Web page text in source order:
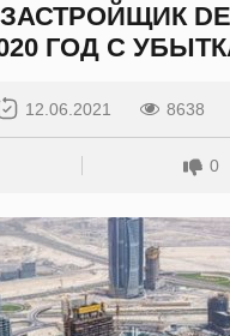
ГОД С
12.06.2021 8638
0